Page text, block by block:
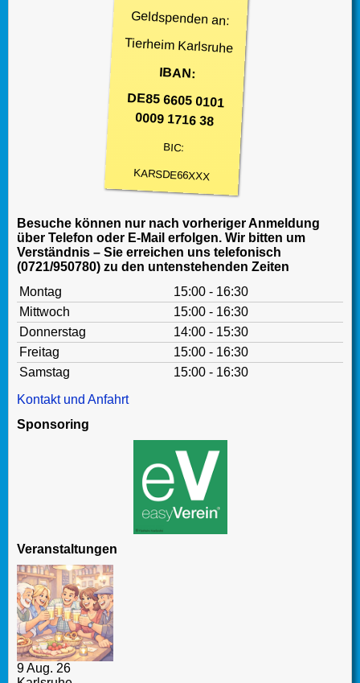
Geldspenden an:
Tierheim Karlsruhe
IBAN:
DE85 6605 0101
0009 1716 38
BIC:
KARSDE66XXX
Besuche können nur nach vorheriger Anmeldung
über Telefon oder E-Mail erfolgen. Wir bitten um
Verständnis – Sie erreichen uns telefonisch
(0721/950780) zu den untenstehenden Zeiten
Montag
15:00 - 16:30
Mittwoch
15:00 - 16:30
Donnerstag
14:00 - 15:30
Freitag
15:00 - 16:30
Samstag
15:00 - 16:30
Kontakt und Anfahrt
Sponsoring
Veranstaltungen
9 Aug. 26